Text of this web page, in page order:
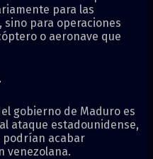
para las
para operaciones
o aeronave que
gobierno de Maduro es
ataque estadounidense,
podrían acabar
venezolana.